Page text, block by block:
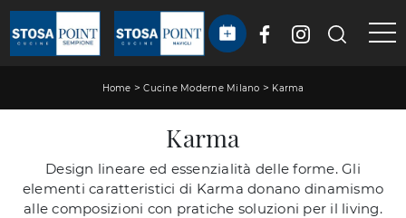
Home >Cucine Moderne Milano > Karma
Karma
Design lineare ed essenzialità delle forme. Gli
elementi caratteristici di Karma donano dinamismo
alle composizioni con pratiche soluzioni per il living.